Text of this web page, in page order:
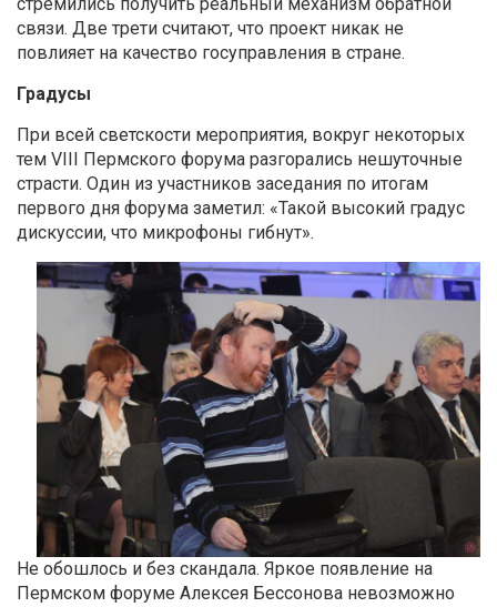
стремились получить реальный механизм обратной
связи. Две трети считают, что проект никак не
повлияет на качество госуправления в стране.
Градусы
При всей светскости мероприятия, вокруг некоторых
тем VIII Пермского форума разгорались нешуточные
страсти. Один из участников заседания по итогам
первого дня форума заметил: «Такой высокий градус
дискуссии, что микрофоны гибнут».
Не обошлось и без скандала. Яркое появление на
Пермском форуме Алексея Бессонова невозможно